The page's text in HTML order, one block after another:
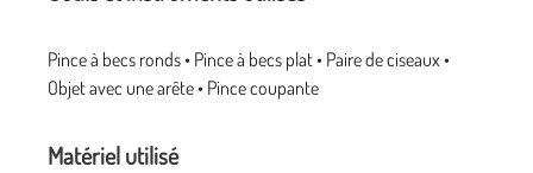
Pince à becs ronds • Pince à becs plat • Paire de ciseaux •
Objet avec une arête • Pince coupante
Matériel utilisé